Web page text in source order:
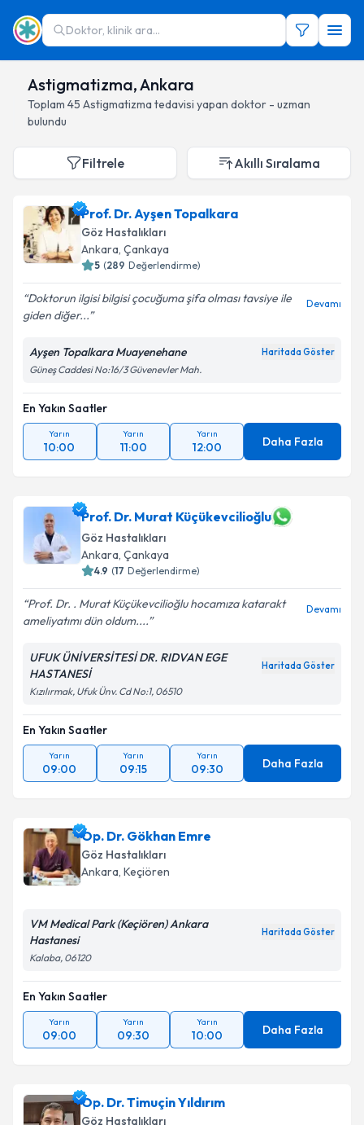
Doktor, klinik ara...
Astigmatizma, Ankara
Toplam 45 Astigmatizma tedavisi yapan doktor - uzman
bulundu
Filtrele Akıllı Sıralama
Prof. Dr. Ayşen Topalkara
Göz Hastalıkları
Ankara, Çankaya
5 (289 Değerlendirme)
Doktorun ilgisi bilgisi çocuğuma şifa olması tavsiye ile
giden diğer...
Devamı
Ayşen Topalkara Muayenehane Haritada Göster
Güneş Caddesi No:16/3 Güvenevler Mah.
En Yakın Saatler
Yarın
10:00
Yarın
11:00
Yarın
12:00 Daha Fazla
Prof. Dr. Murat Küçükevcilioğlu
Göz Hastalıkları
Ankara, Çankaya
4.9 (17 Değerlendirme)
Prof. Dr. . Murat Küçükevcilioğlu hocamıza katarakt
ameliyatımı dün oldum....
Devamı
UFUK ÜNİVERSİTESİ DR. RIDVAN EGE
HASTANESİ
Haritada Göster
Kızılırmak, Ufuk Ünv. Cd No:1, 06510
En Yakın Saatler
Yarın
09:00
Yarın
09:15
Yarın
09:30 Daha Fazla
Op. Dr. Gökhan Emre
Göz Hastalıkları
Ankara, Keçiören
VM Medical Park (Keçiören) Ankara
Hastanesi
Haritada Göster
Kalaba, 06120
En Yakın Saatler
Yarın
09:00
Yarın
09:30
Yarın
10:00 Daha Fazla
Op. Dr. Timuçin Yıldırım
Göz Hastalıkları